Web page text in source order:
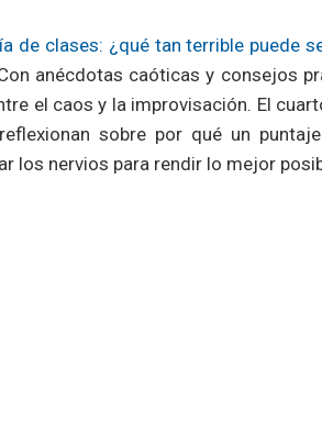
de clases: ¿qué tan terrible puede
anécdotas caóticas y consejos
el caos y la improvisación. El
sobre por qué un
los nervios para rendir lo mejor